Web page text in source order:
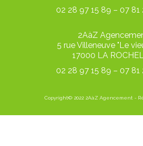
02 28 97 15 89 – 07 81
2AàZ
5 rue Villeneuve "Le
17000 LA
02 28 97 15 89 – 07 81
Copyright© 2022 2AàZ Agencement -